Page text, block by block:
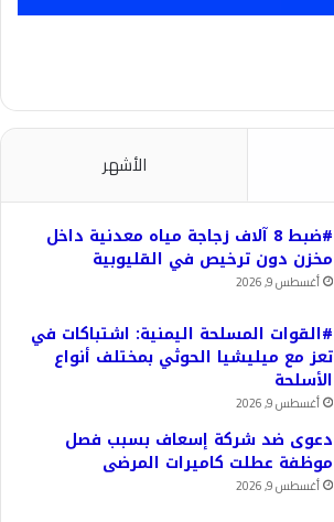
الأشهر
#ضبط 8 آلاف زجاجة مياه معدنية داخل
مخزن دون ترخيص في القليوبية
أغسطس 9, 2026
#القوات المسلحة اليمنية: اشتباكات في
تعز مع ميليشيا الحوثي بمختلف أنواع
الأسلحة
أغسطس 9, 2026
دعوى ضد شركة إسعاف بسبب فصل
موظفة عطلت كاميرات المرضى
أغسطس 9, 2026